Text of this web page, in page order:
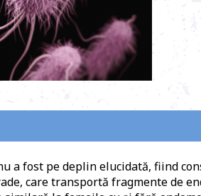
a fost pe deplin elucidată, fiind
care transportă fragmente de